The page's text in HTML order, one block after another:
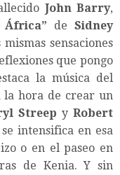
John Barry,
África” de Sidney
sensaciones
que pongo
la música del
la hora de crear un
Streep yRobert
intensifica en esa
o en el paseo en
de Kenia. Y sin